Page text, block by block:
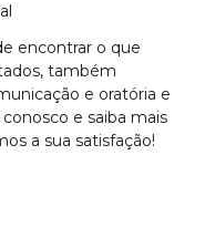
encontrar o que
também
e oratória e
e saiba mais
a sua satisfação!